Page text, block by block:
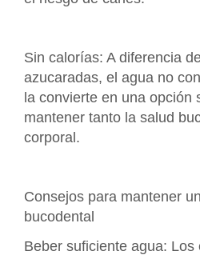
Sin calorías: A diferencia
azucaradas, el agua no
la convierte en una opción
mantener tanto la salud
corporal.
Consejos para mantener
bucodental
Beber suficiente agua: Los